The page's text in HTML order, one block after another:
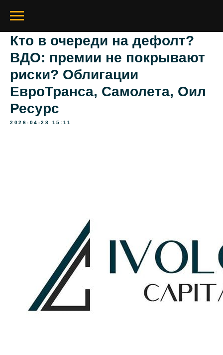
Кто в очереди на дефолт?
ВДО: премии не покрывают
риски? Облигации
ЕвроТранса, Самолета, Оил
Ресурс
2026-04-28 15:11